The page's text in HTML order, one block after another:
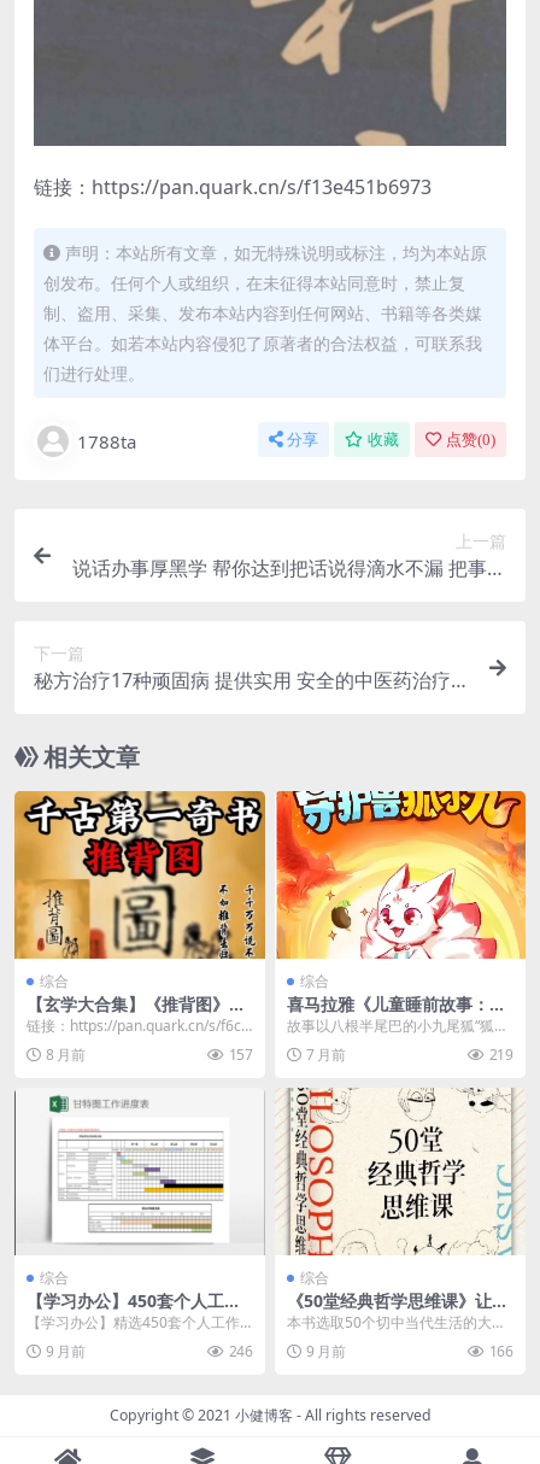
链接：https://pan.quark.cn/s/f13e451b6973
声明：本站所有文章，如无特殊说明或标注，均为本站原
创发布。任何个人或组织，在未征得本站同意时，禁止复
制、盗用、采集、发布本站内容到任何网站、书籍等各类媒
体平台。如若本站内容侵犯了原著者的合法权益，可联系我
们进行处理。
1788ta 分享 收藏 点赞(0)
上一篇
说话办事厚黑学 帮你达到把话说得滴水不漏 把事办
下一篇
秘方治疗17种顽固病 提供实用 安全的中医药治疗方
相关文章
综合
【玄学大合集】《推背图》古
籍与现代电子书全收录 千年智
慧尽在掌握
链接：https://pan.quark.cn/s/f6c4
4bbbdee1
8 月前 157
综合
喜马拉雅《儿童睡前故事：守
护兽狐小九 (1-4季) 》
故事以八根半尾巴的小九尾狐“狐小
九”为主角，讲述它在古老怪兽学校
学习法术的成长故...
7 月前 219
综合
【学习办公】450套个人工作
计划进度甘特图日程表Excel
【学习办公】精选450套个人工作
计划进度甘特图日程表Excel模板合
集，全面覆盖...
9 月前 246
综合
《50堂经典哲学思维课》让你
的思想更有趣
本书选取50个切中当代生活的大问
题，带你重温50部哲学经典：你为
何会成为“打工人...
9 月前 166
Copyright © 2021 小健博客 - All rights reserved